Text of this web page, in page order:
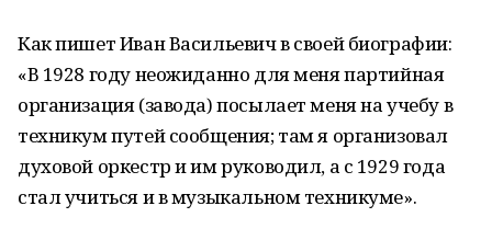
Как пишет Иван Васильевич в своей биографии:
«В 1928 году неожиданно для меня партийная
организация (завода) посылает меня на учебу в
техникум путей сообщения; там я организовал
духовой оркестр и им руководил, а с 1929 года
стал учиться и в музыкальном техникуме».